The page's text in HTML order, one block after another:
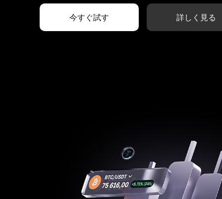
今すぐ試す 詳しく見る